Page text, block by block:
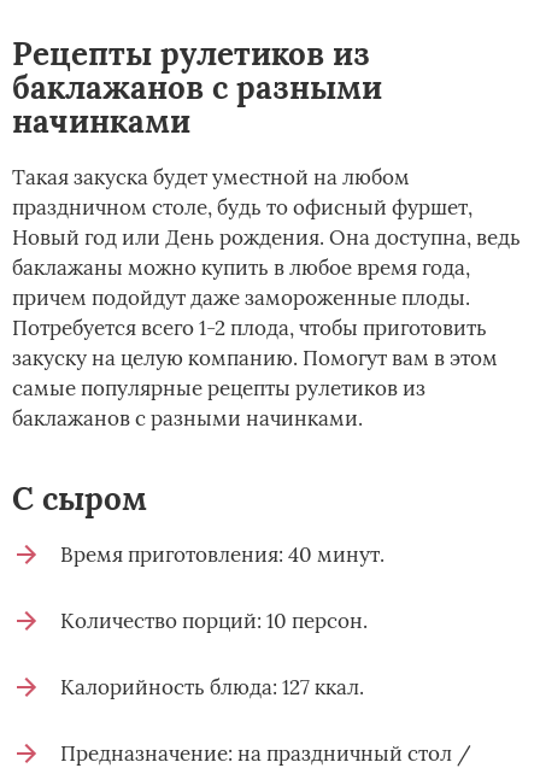
Рецепты рулетиков из
баклажанов с разными
начинками
Такая закуска будет уместной на любом
праздничном столе, будь то офисный фуршет,
Новый год или День рождения. Она доступна, ведь
баклажаны можно купить в любое время года,
причем подойдут даже замороженные плоды.
Потребуется всего 1-2 плода, чтобы приготовить
закуску на целую компанию. Помогут вам в этом
самые популярные рецепты рулетиков из
баклажанов с разными начинками.
С сыром
Время приготовления: 40 минут.
Количество порций: 10 персон.
Калорийность блюда: 127 ккал.
Предназначение: на праздничный стол /